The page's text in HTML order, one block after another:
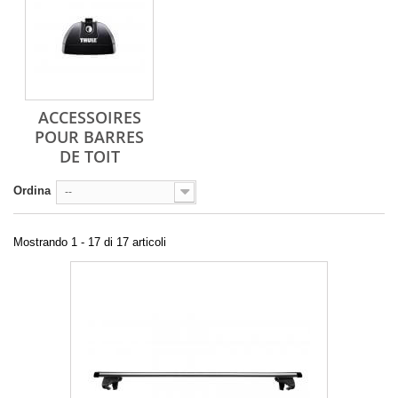
ACCESSOIRES
POUR BARRES
DE TOIT
Ordina --
Mostrando 1 - 17 di 17 articoli